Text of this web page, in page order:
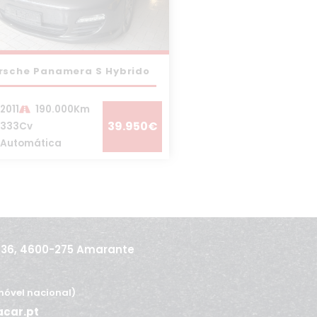
Panamera S Hybrido
2011
190.000Km
333Cv
Automática
39.950€
4600-275 Amarante
nacional)